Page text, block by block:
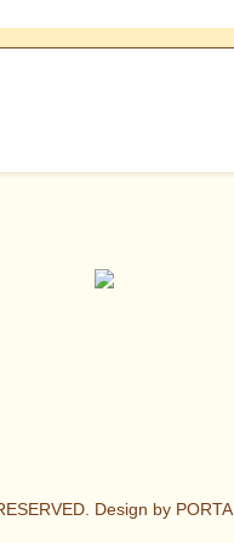
Design by